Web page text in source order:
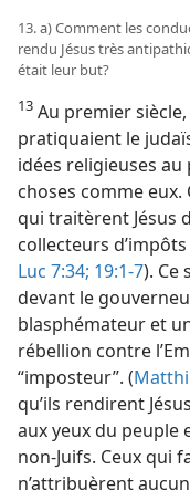
13. a) Comment les
rendu Jésus très
était leur but?
13 Au premier
pratiquaient le
idées religieuses
choses comme
qui traitèrent Jésus
collecteurs
Luc 7:34; 19:1-7). Ce
devant le
blasphémateur et
rébellion contre
“imposteur”. (
qu’ils rendirent
aux yeux du peuple
non-Juifs. Ceux qui
n’attribuèrent